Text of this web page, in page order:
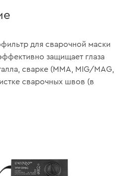
для сварочной маски
защищает глаза
сварке (MMA, MIG/MAG,
сварочных швов (в